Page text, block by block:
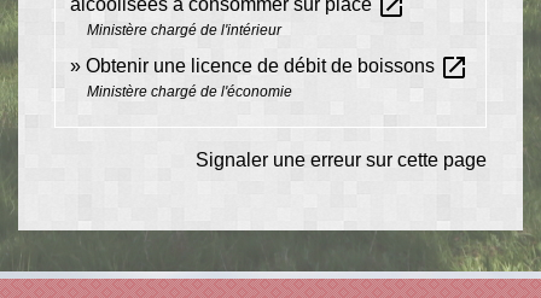
alcoolisées à consommer sur place open_in_new
Ministère chargé de l'intérieur
Obtenir une licence de débit de boissons open_in_new
Ministère chargé de l'économie
Signaler une erreur sur cette page